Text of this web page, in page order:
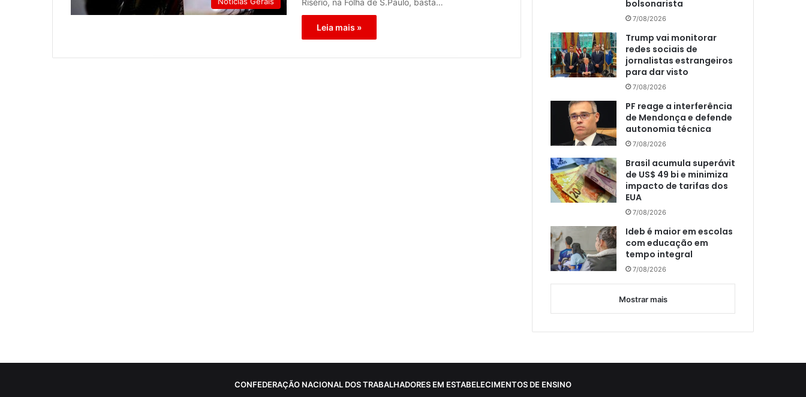
Risério, na Folha de S.Paulo, basta…
Leia mais »
bolsonarista
7/08/2026
Trump vai monitorar
redes sociais de
jornalistas estrangeiros
para dar visto
7/08/2026
PF reage a interferência
de Mendonça e defende
autonomia técnica
7/08/2026
Brasil acumula superávit
de US$ 49 bi e minimiza
impacto de tarifas dos
EUA
7/08/2026
Ideb é maior em escolas
com educação em
tempo integral
7/08/2026
Mostrar mais
CONFEDERAÇÃO NACIONAL DOS TRABALHADORES EM ESTABELECIMENTOS DE ENSINO